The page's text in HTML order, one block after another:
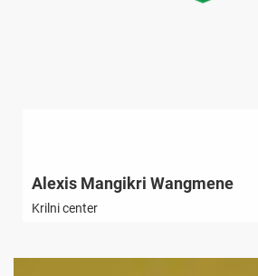
Alexis Mangikri Wangmene
Krilni center